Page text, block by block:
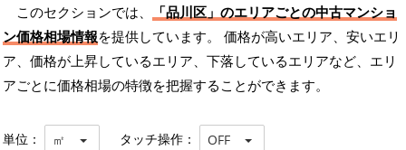
このセクションでは、
「品川区」のエリアごとの中古マンショ
ン価格相場情報を提供しています。 価格が高いエリア、安いエリ
ア、価格が上昇しているエリア、下落しているエリアなど、エリ
アごとに価格相場の特徴を把握することができます。
単位： ㎡ タッチ操作： OFF